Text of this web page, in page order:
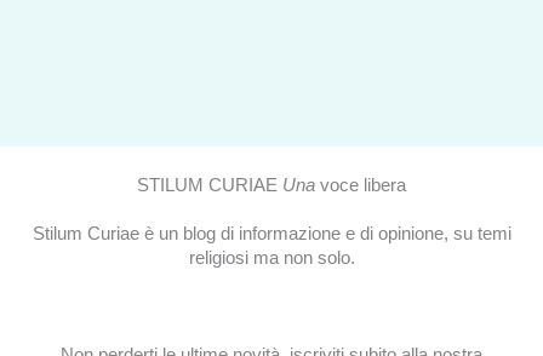
STILUM CURIAE Una voce libera
Stilum Curiae è un blog di informazione e di opinione, su temi
religiosi ma non solo.